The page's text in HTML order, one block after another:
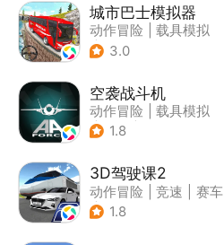
城市巴士模拟器
动作冒险
载具模拟
| 写实
3.0
空袭战斗机
动作冒险
载具模拟
| 飞机
1.8
3D驾驶课2
动作冒险 竞速
赛车
| 写实
1.8